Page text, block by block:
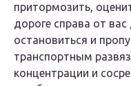
притормозить,
дороге справа от
остановиться и
транспортным
концентрации и